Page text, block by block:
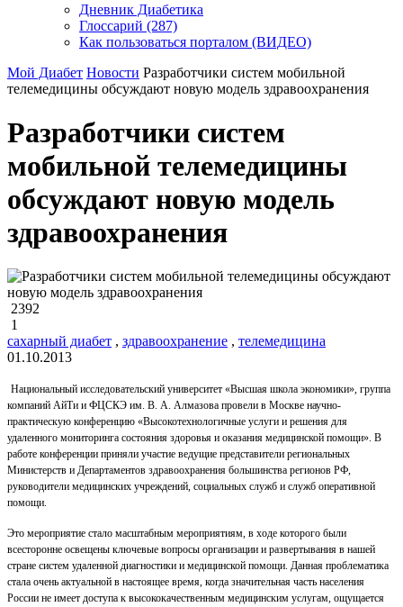
Дневник Диабетика
Глоссарий (287)
Как пользоваться порталом (ВИДЕО)
Мой Диабет Новости Разработчики систем мобильной
телемедицины обсуждают новую модель здравоохранения
Разработчики систем
мобильной телемедицины
обсуждают новую модель
здравоохранения
2392
1
сахарный диабет , здравоохранение , телемедицина
01.10.2013
Национальный исследовательский университет «Высшая школа экономики», группа
компаний АйТи и ФЦСКЭ им. В. А. Алмазова провели в Москве научно-
практическую конференцию «Высокотехнологичные услуги и решения для
удаленного мониторинга состояния здоровья и оказания медицинской помощи». В
работе конференции приняли участие ведущие представители региональных
Министерств и Департаментов здравоохранения большинства регионов РФ,
руководители медицинских учреждений, социальных служб и служб оперативной
помощи.
Это мероприятие стало масштабным мероприятиям, в ходе которого были
всесторонне освещены ключевые вопросы организации и развертывания в нашей
стране систем удаленной диагностики и медицинской помощи. Данная проблематика
стала очень актуальной в настоящее время, когда значительная часть населения
России не имеет доступа к высококачественным медицинским услугам, ощущается